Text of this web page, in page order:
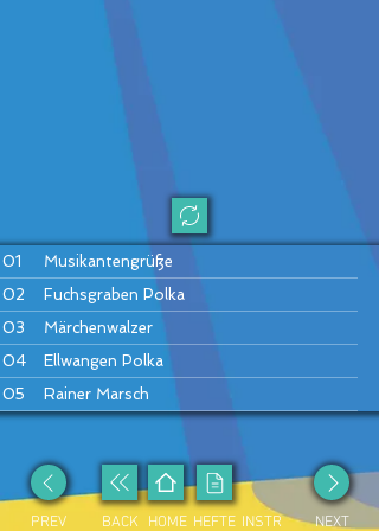
01
Musikantengrüße
02
Fuchsgraben Polka
03
Märchenwalzer
04
Ellwangen Polka
05
Rainer Marsch
Schönfeld Marsch
08
Slavonicka Polka
Wenn eine Frau die Wahrheit spricht
PREV HEFTE
BACK INSTR
HOME NEXT